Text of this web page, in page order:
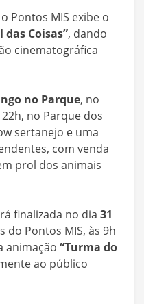
Pontos MIS exibe o
Coisas”, dando
cinematográfica
no Parque, no
22h, no Parque dos
sertanejo e uma
com venda
prol dos animais
finalizada no dia 31
do Pontos MIS, às 9h
animação “Turma do
ao público